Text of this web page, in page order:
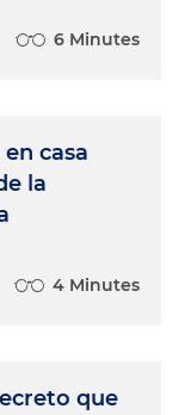
6 Minutes
casa
la
4 Minutes
que